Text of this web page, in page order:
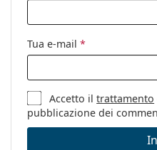
Tua e-mail *
Accetto iltrattamento
pubblicazione dei